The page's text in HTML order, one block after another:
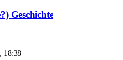
Geschichte
18:38